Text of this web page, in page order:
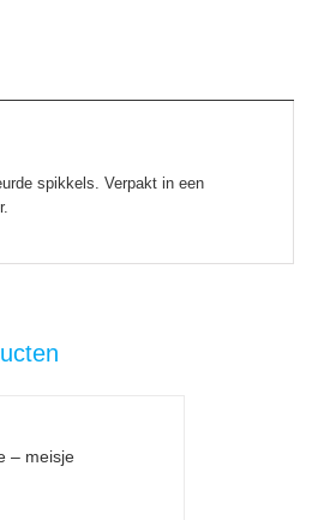
spikkels. Verpakt in een
– meisje